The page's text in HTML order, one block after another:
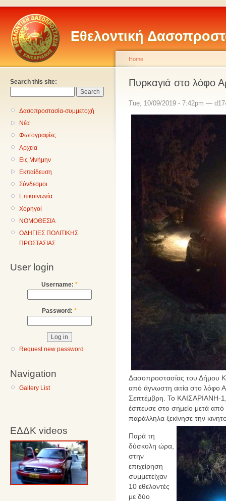
Εθελοντική
Search this site:
Δασοπροστασία-συμμετοχή
Νέα
Φωτογραφίες
Αρχεία
Εις Μνήμην
Εκπαίδευση
Σύνδεσμοι
Επικοινωνία
Χορηγοί
ΝΟΜΟΘΕΣΙΑ
ΟΔΗΓΙΕΣ ΠΟΛΙΤΙΚΗΣ
ΠΡΟΣΤΑΣΙΑΣ
User login
Username: *
Password: *
Request new password
Navigation
Gallery List
ΕΔΔΚ videos
Home
Πυρκαγιά στο λόφο
Tue, 10/09/2019 - 7:42pm —
Δασοπροστασίας του Δήμου
από άγνωστη αιτία στο λόφο
Σεπτέμβρη. Το ΚΑΙΣΑΡΙΑΝΗ-
έσπευσε στο σημείο μετά
παράλληλα ξεκίνησε την
Παρά τη
δύσκολη ώρα,
στην
επιχείρηση
συμμετείχαν
10 εθελοντές
με δύο